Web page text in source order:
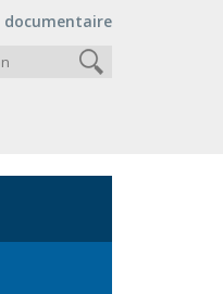
documentaire